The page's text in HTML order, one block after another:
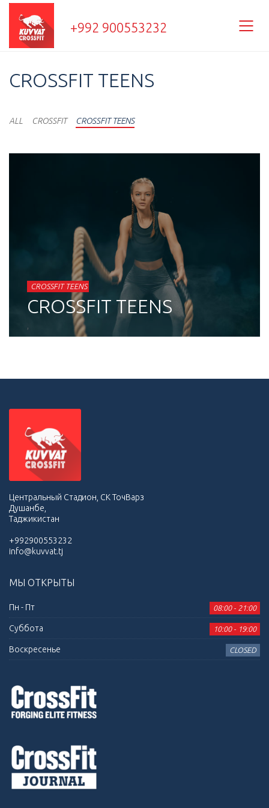
+992 900553232
CROSSFIT TEENS
ALL CROSSFIT CROSSFIT TEENS
CROSSFIT TEENS
CROSSFIT
CROSSFIT TEENS
Центральный Стадион, СК ТочВарз
Душанбе,
Таджикистан
+992900553232
info@kuvvat.tj
МЫ ОТКРЫТЫ
Пн - Пт 08:00 - 21:00
Суббота 10:00 - 19:00
Воскресенье CLOSED